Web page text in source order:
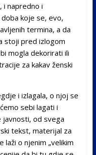
i napredno i
koje se, evo,
termina, a da
stoji pred izlogom
mogla dekorirati ili
za kakav ženski
i izlagala, o njoj se
sebi lagati i
javnosti, od svega
tekst, materijal za
o njenim „velikim